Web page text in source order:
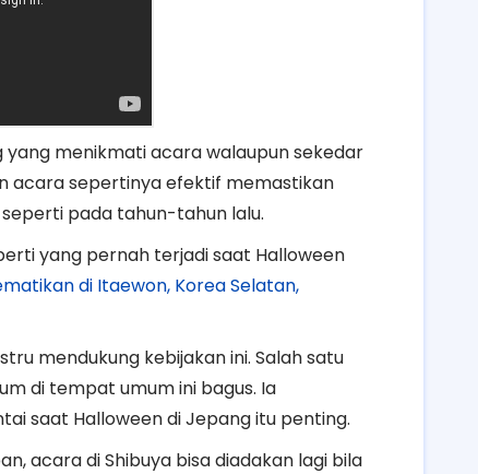
menikmati acara walaupun sekedar
acara sepertinya efektif memastikan
pada tahun-tahun lalu.
yang pernah terjadi saat Halloween
di Itaewon, Korea Selatan,
mendukung kebijakan ini. Salah satu
di tempat umum ini bagus. Ia
saat Halloween di Jepang itu penting.
acara di Shibuya bisa diadakan lagi bila